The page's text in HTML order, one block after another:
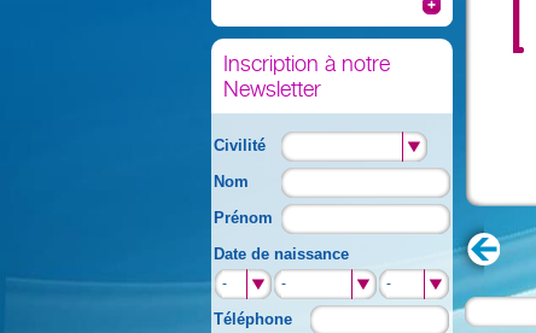
Inscription à notre
Newsletter
Civilité
Nom
Prénom
Date de naissance
- - -
Téléphone